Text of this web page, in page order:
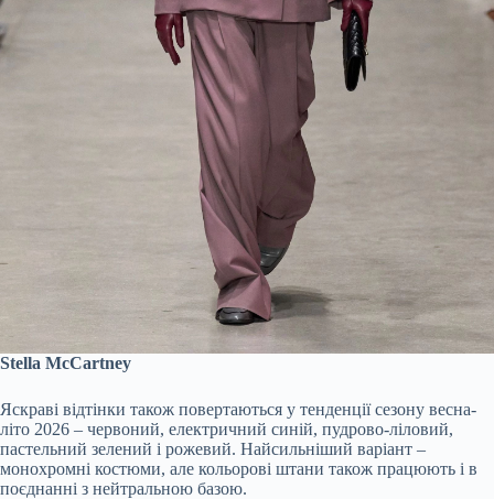
Stella McCartney
Яскраві відтінки також повертаються у тенденції сезону весна-
літо 2026 – червоний, електричний синій, пудрово-ліловий,
пастельний зелений і рожевий. Найсильніший варіант –
монохромні костюми, але кольорові штани також працюють і в
поєднанні з нейтральною базою.